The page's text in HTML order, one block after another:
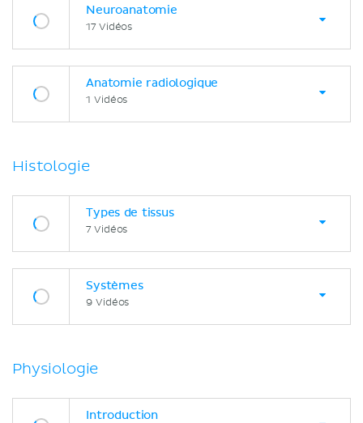
Neuroanatomie
17 Vidéos
Anatomie radiologique
1 Vidéos
Histologie
Types de tissus
7 Vidéos
Systèmes
9 Vidéos
Physiologie
Introduction